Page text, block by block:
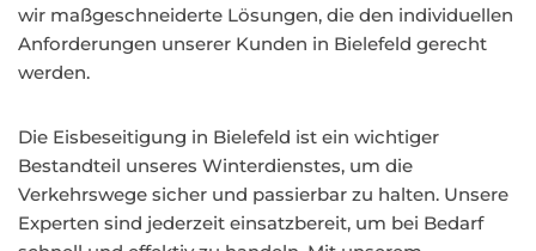
wir maßgeschneiderte Lösungen, die den individuellen
Anforderungen unserer Kunden in Bielefeld gerecht
werden.
Die Eisbeseitigung in Bielefeld ist ein wichtiger
Bestandteil unseres Winterdienstes, um die
Verkehrswege sicher und passierbar zu halten. Unsere
Experten sind jederzeit einsatzbereit, um bei Bedarf